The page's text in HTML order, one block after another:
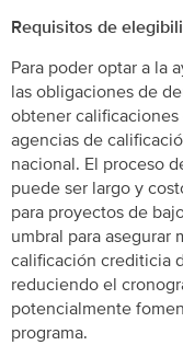
Requisitos de
Para poder optar a la
las obligaciones de
obtener
agencias de
nacional. El proceso
puede ser largo y
para proyectos de
umbral para asegurar
calificación crediticia
reduciendo el
potencialmente
programa.